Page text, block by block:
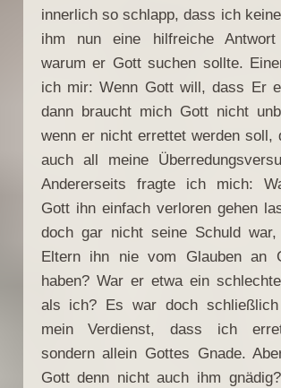
innerlich so schlapp, dass ich
ihm nun eine hilfreiche
warum er Gott suchen sollte.
ich mir: Wenn Gott will, dass Er
dann braucht mich Gott nicht
wenn er nicht errettet werden soll,
auch all meine
Andererseits fragte ich mich:
Gott ihn einfach verloren gehen
doch gar nicht seine Schuld
Eltern ihn nie vom Glauben an
haben? War er etwa ein
als ich? Es war doch
mein Verdienst, dass ich
sondern allein Gottes Gnade.
Gott denn nicht auch ihm